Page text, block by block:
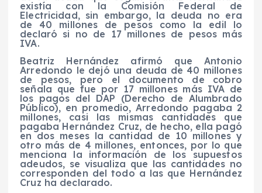
existía con la Comisión Federal de
Electricidad, sin embargo, la deuda no era
de 40 millones de pesos como la edil lo
declaró si no de 17 millones de pesos más
IVA.
Beatriz Hernández afirmó que Antonio
Arredondo le dejó una deuda de 40 millones
de pesos, pero el documento de cobro
señala que fue por 17 millones más IVA de
los pagos del DAP (Derecho de Alumbrado
Público), en promedio, Arredondo pagaba 2
millones, casi las mismas cantidades que
pagaba Hernández Cruz, de hecho, ella pagó
en dos meses la cantidad de 10 millones y
otro más de 4 millones, entonces, por lo que
menciona la información de los supuestos
adeudos, se visualiza que las cantidades no
corresponden del todo a las que Hernández
Cruz ha declarado.